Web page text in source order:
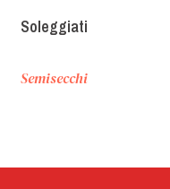
Soleggiati
Semisecchi